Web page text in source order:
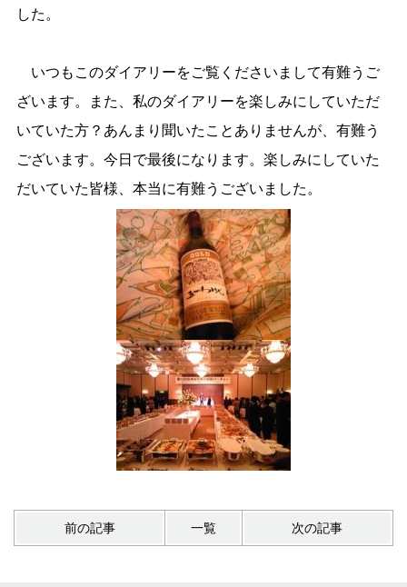
した。
いつもこのダイアリーをご覧くださいまして有難うご
ざいます。また、私のダイアリーを楽しみにしていただ
いていた方？あんまり聞いたことありませんが、有難う
ございます。今日で最後になります。楽しみにしていた
だいていた皆様、本当に有難うございました。
前の記事 一覧 次の記事